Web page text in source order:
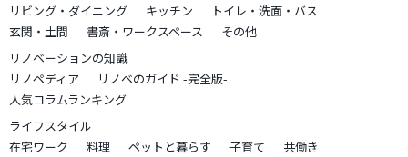
リビング・ダイニング
キッチン
トイレ・洗面・バス
玄関・土間
書斎・ワークスペース
その他
リノベーションの知識
リノペディア
リノベのガイド -完全版-
人気コラムランキング
ライフスタイル
在宅ワーク
料理 ペットと暮らす 子育て
共働き